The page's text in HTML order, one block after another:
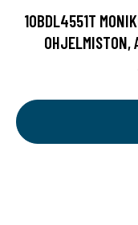
10BDL4551T
OHJELMISTON,